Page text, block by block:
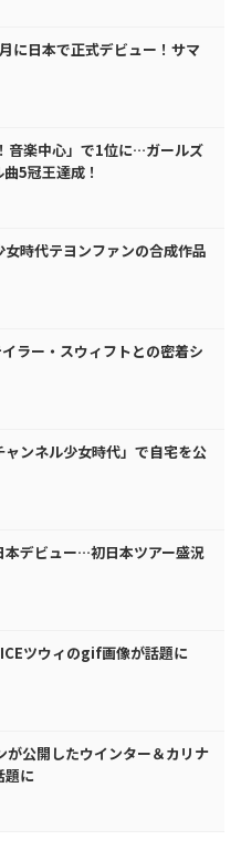
に日本で正式デビュー！サマ
音楽中心」で1位に…ガールズ
5冠王達成！
時代テヨンファンの合成作品
ラー・スウィフトとの密着シ
ンネル少女時代」で自宅を公
本デビュー…初日本ツアー盛況
ツウィのgif画像が話題に
公開したウインター＆カリナ
題に